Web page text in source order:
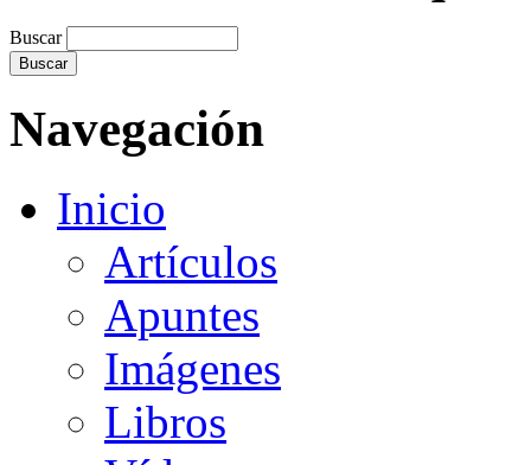
Buscar
Navegación
Inicio
Artículos
Apuntes
Imágenes
Libros